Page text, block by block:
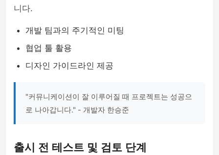
니다.
개발 팀과의 주기적인 미팅
협업 툴 활용
디자인 가이드라인 제공
"커뮤니케이션이 잘 이루어질 때 프로젝트는 성공으
로 나아갑니다." - 개발자 한승준
출시 전 테스트 및 검토 단계